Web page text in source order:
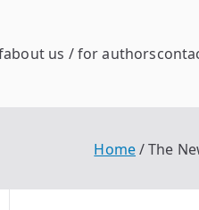
about us / for authors
Home The